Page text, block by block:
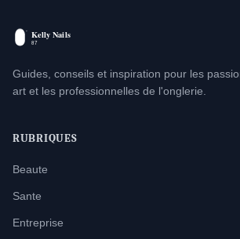
Guides, conseils et inspiration pour les
art et les professionnelles de l'onglerie.
RUBRIQUES
Beaute
Sante
Entreprise